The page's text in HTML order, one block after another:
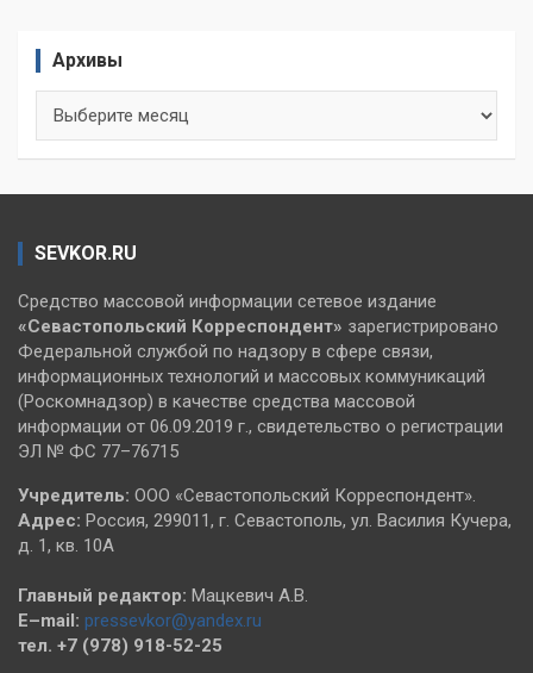
Архивы
SEVKOR.RU
Средство массовой информации сетевое издание
«Севастопольский Корреспондент» зарегистрировано
Федеральной службой по надзору в сфере связи,
информационных технологий и массовых коммуникаций
(Роскомнадзор) в качестве средства массовой
информации от 06.09.2019 г., свидетельство о регистрации
ЭЛ № ФС 77–76715
Учредитель: ООО «Севастопольский Корреспондент».
Адрес: Россия, 299011, г. Севастополь, ул. Василия Кучера,
д. 1, кв. 10А
Главный редактор: Мацкевич А.В.
E–mail: pressevkor@yandex.ru
тел. +7 (978) 918-52-25